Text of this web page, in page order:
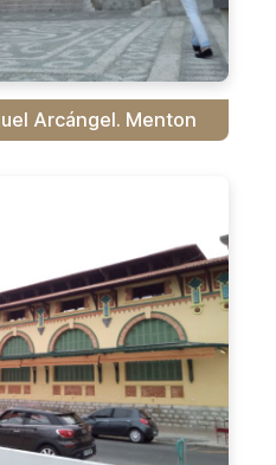
Arcángel. Menton